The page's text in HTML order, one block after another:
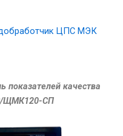
ЦПС МЭК
показателей качества
ЩМК120-СП